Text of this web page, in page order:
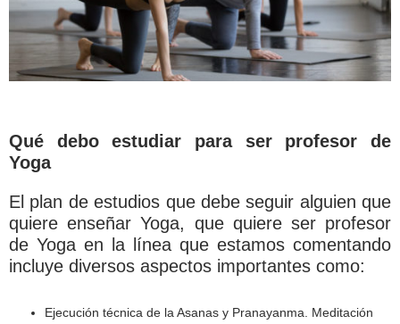
Qué debo estudiar para ser profesor de
Yoga
El plan de estudios que debe seguir alguien que
quiere enseñar Yoga, que quiere ser profesor
de Yoga en la línea que estamos comentando
incluye diversos aspectos importantes como:
Ejecución técnica de la Asanas y Pranayanma. Meditación